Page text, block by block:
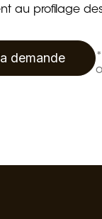
au profilage
demande